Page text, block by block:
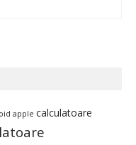
apple calculatoare